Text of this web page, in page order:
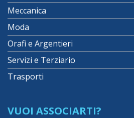
Meccanica
Moda
Orafi e Argentieri
Servizi e Terziario
Trasporti
VUOI ASSOCIARTI?